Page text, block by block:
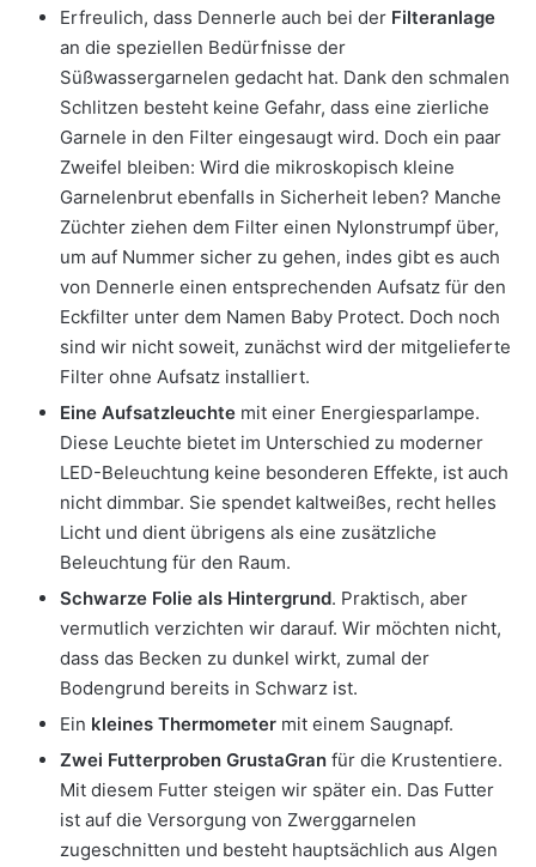
Erfreulich, dass Dennerle auch bei der Filteranlage
an die speziellen Bedürfnisse der
Süßwassergarnelen gedacht hat. Dank den schmalen
Schlitzen besteht keine Gefahr, dass eine zierliche
Garnele in den Filter eingesaugt wird. Doch ein paar
Zweifel bleiben: Wird die mikroskopisch kleine
Garnelenbrut ebenfalls in Sicherheit leben? Manche
Züchter ziehen dem Filter einen Nylonstrumpf über,
um auf Nummer sicher zu gehen, indes gibt es auch
von Dennerle einen entsprechenden Aufsatz für den
Eckfilter unter dem Namen Baby Protect. Doch noch
sind wir nicht soweit, zunächst wird der mitgelieferte
Filter ohne Aufsatz installiert.
Eine Aufsatzleuchte mit einer Energiesparlampe.
Diese Leuchte bietet im Unterschied zu moderner
LED-Beleuchtung keine besonderen Effekte, ist auch
nicht dimmbar. Sie spendet kaltweißes, recht helles
Licht und dient übrigens als eine zusätzliche
Beleuchtung für den Raum.
Schwarze Folie als Hintergrund. Praktisch, aber
vermutlich verzichten wir darauf. Wir möchten nicht,
dass das Becken zu dunkel wirkt, zumal der
Bodengrund bereits in Schwarz ist.
Ein kleines Thermometer mit einem Saugnapf.
Zwei Futterproben GrustaGran für die Krustentiere.
Mit diesem Futter steigen wir später ein. Das Futter
ist auf die Versorgung von Zwerggarnelen
zugeschnitten und besteht hauptsächlich aus Algen